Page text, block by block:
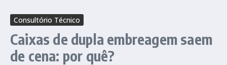
Consultório Técnico
Caixas de dupla embreagem saem
de cena: por quê?